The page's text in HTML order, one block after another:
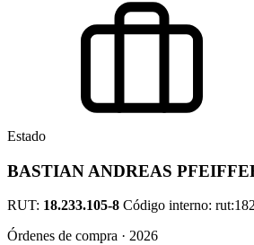
Estado
BASTIAN ANDREAS
RUT: 18.233.105-8 Código interno:
Órdenes de compra · 2026